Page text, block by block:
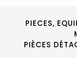
PIECES,
PIÈCES